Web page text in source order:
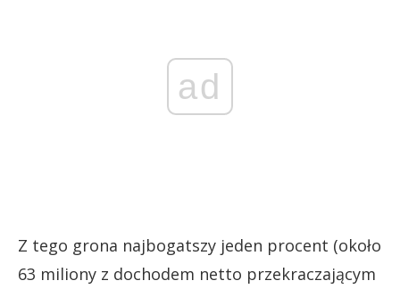
ad
Z tego grona najbogatszy jeden procent (około
63 miliony z dochodem netto przekraczającym